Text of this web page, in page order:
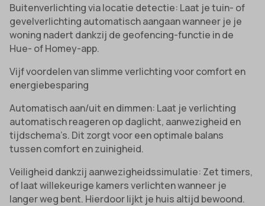
Buitenverlichting via locatie detectie: Laat je tuin- of
gevelverlichting automatisch aangaan wanneer je je
woning nadert dankzij de geofencing-functie in de
Hue- of Homey-app.
Vijf voordelen van slimme verlichting voor comfort en
energiebesparing
Automatisch aan/uit en dimmen: Laat je verlichting
automatisch reageren op daglicht, aanwezigheid en
tijdschema’s. Dit zorgt voor een optimale balans
tussen comfort en zuinigheid.
Veiligheid dankzij aanwezigheidssimulatie: Zet timers,
of laat willekeurige kamers verlichten wanneer je
langer weg bent. Hierdoor lijkt je huis altijd bewoond.